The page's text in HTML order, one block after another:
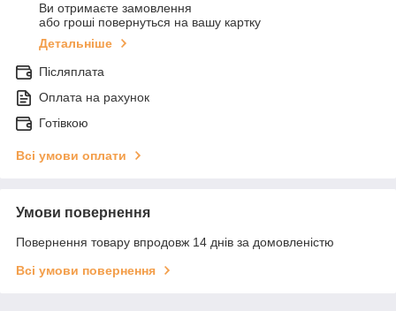
Ви отримаєте замовлення
або гроші повернуться на вашу картку
Детальніше
Післяплата
Оплата на рахунок
Готівкою
Всі умови оплати
Умови повернення
Повернення товару впродовж 14 днів за домовленістю
Всі умови повернення